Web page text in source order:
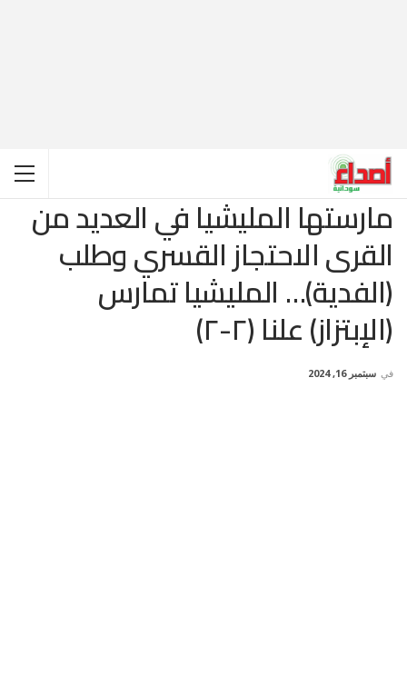
مارستها المليشيا في العديد من
القرى الاحتجاز القسري وطلب
(الفدية)… المليشيا تمارس
(الإبتزاز) علنا (٢-٢)
في سبتمبر 16, 2024